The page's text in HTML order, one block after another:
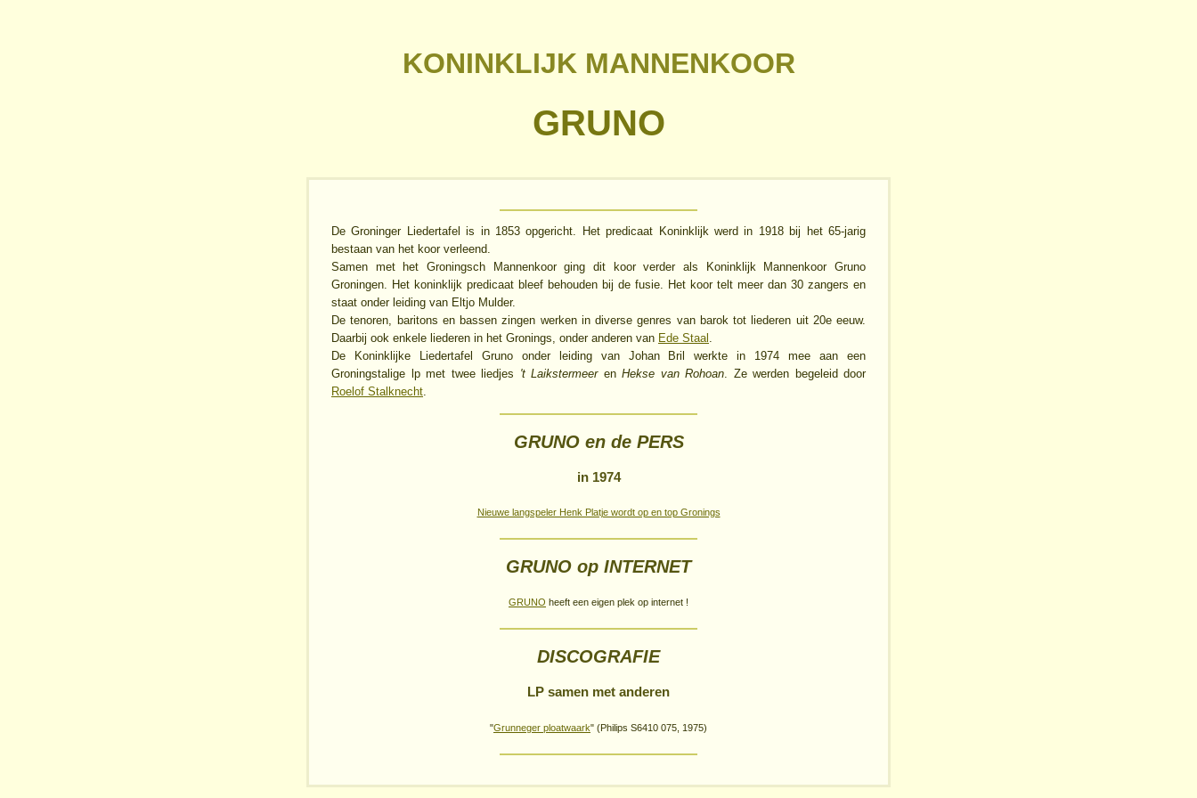
KONINKLIJK MANNENKOOR
GRUNO
De Groninger Liedertafel is in 1853 opgericht. Het predicaat Koninklijk werd in 1918 bij het 65-jarig
bestaan van het koor verleend.
Samen met het Groningsch Mannenkoor ging dit koor verder als Koninklijk Mannenkoor Gruno
Groningen. Het koninklijk predicaat bleef behouden bij de fusie. Het koor telt meer dan 30 zangers en
staat onder leiding van Eltjo Mulder.
De tenoren, baritons en bassen zingen werken in diverse genres van barok tot liederen uit 20e eeuw.
Daarbij ook enkele liederen in het Gronings, onder anderen van Ede Staal .
De Koninklijke Liedertafel Gruno onder leiding van Johan Bril werkte in 1974 mee aan een
Groningstalige lp met twee liedjes 't Laikstermeeren Hekse van Rohoan. Ze werden begeleid door
Roelof Stalknecht.
GRUNO en de PERS
in 1974
Nieuwe langspeler Henk Platje wordt op en top Gronings
GRUNO op INTERNET
GRUNO heeft een eigen plek op internet !
DISCOGRAFIE
LP samen met anderen
"Grunneger ploatwaark" (Philips S6410 075, 1975)